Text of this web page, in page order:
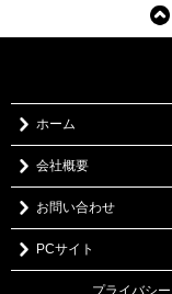
ホーム
会社概要
お問い合わせ
PCサイト
プライバシ